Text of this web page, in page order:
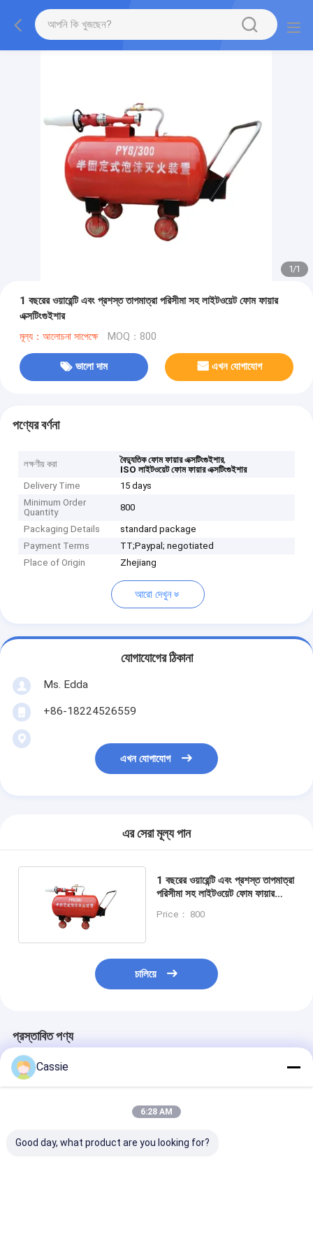
1/1
1 বছরের ওয়ারেন্টি এবং প্রশস্ত তাপমাত্রা পরিসীমা সহ লাইটওয়েট ফোম ফায়ার
এক্সটিংগুইশার
মূল্য：আলোচনা সাপেক্ষে MOQ：800
ভালো দাম এখন যোগাযোগ
পণ্যের বর্ণনা
লক্ষণীয় করা বৈদ্যুতিক ফোম ফায়ার এক্সটিংগুইশার,
ISO লাইটওয়েট ফোম ফায়ার এক্সটিংগুইশার
Delivery Time
15 days
Minimum Order
Quantity
800
Packaging Details
standard package
Payment Terms
TT;Paypal; negotiated
Place of Origin
Zhejiang
আরো দেখুন
যোগাযোগের ঠিকানা
Ms. Edda
+86-18224526559
এখন যোগাযোগ
এর সেরা মূল্য পান
1 বছরের ওয়ারেন্টি এবং প্রশস্ত তাপমাত্রা
পরিসীমা সহ লাইটওয়েট ফোম ফায়ার
Price： 800
চালিয়ে
প্রস্তাবিত পণ্য
Cassie
6:28 AM
Good day, what product are you looking for?